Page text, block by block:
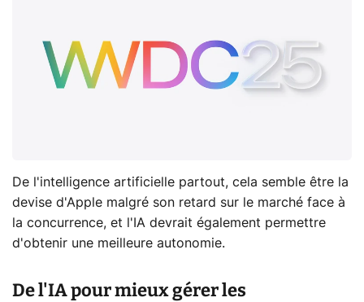
De l'intelligence artificielle partout, cela semble être la
devise d'Apple malgré son retard sur le marché face à
la concurrence, et l'IA devrait également permettre
d'obtenir une meilleure autonomie.
De l'IA pour mieux gérer les